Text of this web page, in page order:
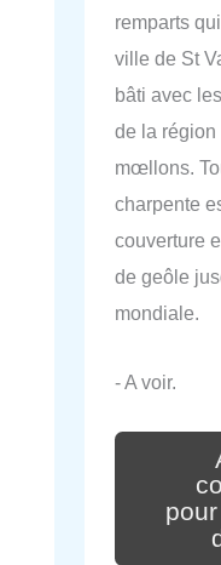
remparts
ville de St
bâti avec
de la région
mœllons.
charpente
couverture
de geôle
mondiale.
- A voir.